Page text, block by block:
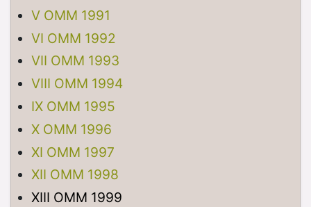
V OMM 1991
VI OMM 1992
VII OMM 1993
VIII OMM 1994
IX OMM 1995
X OMM 1996
XI OMM 1997
XII OMM 1998
XIII OMM 1999